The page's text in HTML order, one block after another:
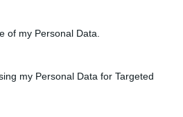
of my Personal Data.
my Personal Data for Targeted
artículo?
cada dia
Hispanidad